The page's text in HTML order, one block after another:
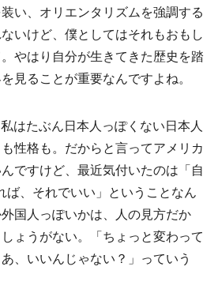
い、オリエンタリズムを強調する
いけど、僕としてはそれもおもし
やはり自分が生きてきた歴史を踏
見ることが重要なんですよね。
はたぶん日本人っぽくない日本人
性格も。だからと言ってアメリカ
ですけど、最近気付いたのは「自
ば、それでいい」ということなん
国人っぽいかは、人の見方だか
ょうがない。「ちょっと変わって
、いいんじゃない？」っていう